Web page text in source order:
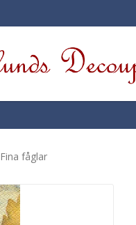
Fina fåglar